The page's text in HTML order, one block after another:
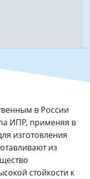
в России
ИПР, применяя в
изготовления
из
стойкости к